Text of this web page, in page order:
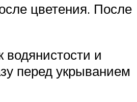
цветения. После
водянистости и
перед укрыванием